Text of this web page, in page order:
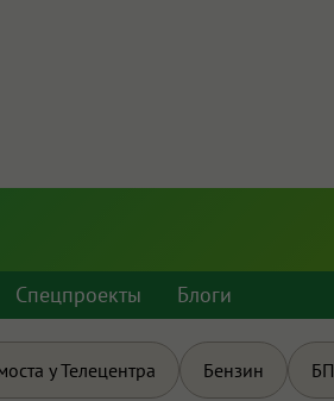
Спецпроекты Блоги
у Телецентра Бензин